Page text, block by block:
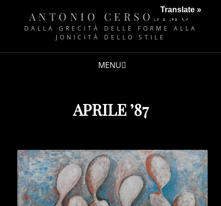
ANTONIO CERSOSIMO
DALLA GRECITÀ DELLE FORME ALLA
JONICITÀ DELLO STILE
MENU
APRILE ’87
Translate »